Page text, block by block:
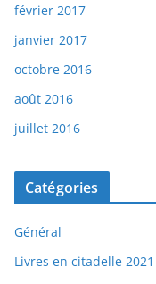
février 2017
janvier 2017
octobre 2016
août 2016
juillet 2016
Catégories
Général
Livres en citadelle 2021